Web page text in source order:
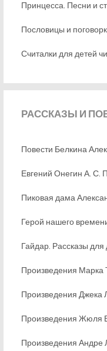
Принцесса. Песни и
Пословицы и
Считалки для детей
РАССКАЗЫ И
Повести Белкина
Евгений Онегин А. С.
Пиковая дама
Герой нашего
Гайдар. Рассказы для
Произведения Марка
Произведения Джека
Произведения Жюля
Произведения Андре